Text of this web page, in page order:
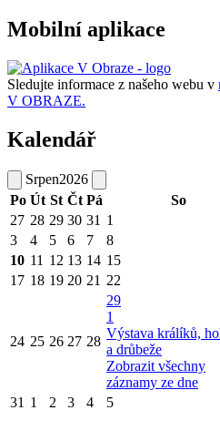
Mobilní aplikace
Sledujte informace z našeho webu v
V OBRAZE.
Kalendář
Srpen2026
Po Út St Čt Pá So
27 28 29 30 31 1
3
4 5 6 7 8
10 11 12 13 14 15
17 18 19 20 21 22
24 25 26 27 28
29
1
Výstava králíků,
a drůbeže
Zobrazit všechny
záznamy ze dne
31 1 2 3 4 5